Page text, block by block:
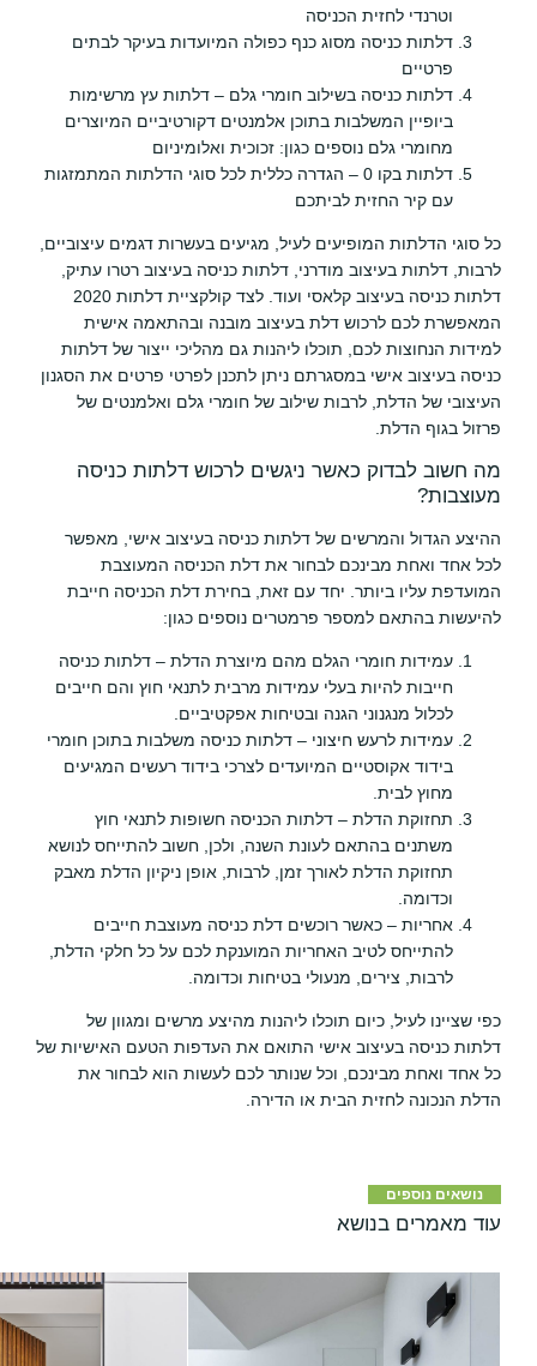
וטרנדי לחזית הכניסה
דלתות כניסה מסוג כנף כפולה המיועדות בעיקר לבתים
פרטיים
דלתות כניסה בשילוב חומרי גלם – דלתות עץ מרשימות
ביופיין המשלבות בתוכן אלמנטים דקורטיביים המיוצרים
מחומרי גלם נוספים כגון: זכוכית ואלומיניום
דלתות בקו 0 – הגדרה כללית לכל סוגי הדלתות המתמזגות
עם קיר החזית לביתכם
כל סוגי הדלתות המופיעים לעיל, מגיעים בעשרות דגמים עיצוביים,
לרבות, דלתות בעיצוב מודרני, דלתות כניסה בעיצוב רטרו עתיק,
דלתות כניסה בעיצוב קלאסי ועוד. לצד קולקציית דלתות 2020
המאפשרת לכם לרכוש דלת בעיצוב מובנה ובהתאמה אישית
למידות הנחוצות לכם, תוכלו ליהנות גם מהליכי ייצור של דלתות
כניסה בעיצוב אישי במסגרתם ניתן לתכנן לפרטי פרטים את הסגנון
העיצובי של הדלת, לרבות שילוב של חומרי גלם ואלמנטים של
פרזול בגוף הדלת.
מה חשוב לבדוק כאשר ניגשים לרכוש דלתות כניסה
מעוצבות?
ההיצע הגדול והמרשים של דלתות כניסה בעיצוב אישי, מאפשר
לכל אחד ואחת מבינכם לבחור את דלת הכניסה המעוצבת
המועדפת עליו ביותר. יחד עם זאת, בחירת דלת הכניסה חייבת
להיעשות בהתאם למספר פרמטרים נוספים כגון:
עמידות חומרי הגלם מהם מיוצרת הדלת – דלתות כניסה
חייבות להיות בעלי עמידות מרבית לתנאי חוץ והם חייבים
לכלול מנגנוני הגנה ובטיחות אפקטיביים.
עמידות לרעש חיצוני – דלתות כניסה משלבות בתוכן חומרי
בידוד אקוסטיים המיועדים לצרכי בידוד רעשים המגיעים
מחוץ לבית.
תחזוקת הדלת – דלתות הכניסה חשופות לתנאי חוץ
משתנים בהתאם לעונת השנה, ולכן, חשוב להתייחס לנושא
תחזוקת הדלת לאורך זמן, לרבות, אופן ניקיון הדלת מאבק
וכדומה.
אחריות – כאשר רוכשים דלת כניסה מעוצבת חייבים
להתייחס לטיב האחריות המוענקת לכם על כל חלקי הדלת,
לרבות, צירים, מנעולי בטיחות וכדומה.
כפי שציינו לעיל, כיום תוכלו ליהנות מהיצע מרשים ומגוון של
דלתות כניסה בעיצוב אישי התואם את העדפות הטעם האישיות של
כל אחד ואחת מבינכם, וכל שנותר לכם לעשות הוא לבחור את
הדלת הנכונה לחזית הבית או הדירה.
נושאים נוספים
עוד מאמרים בנושא